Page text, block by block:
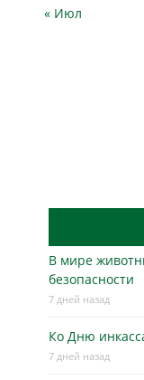
« Июл
В мире
безопасности
7 дней назад
Ко Дню
7 дней назад